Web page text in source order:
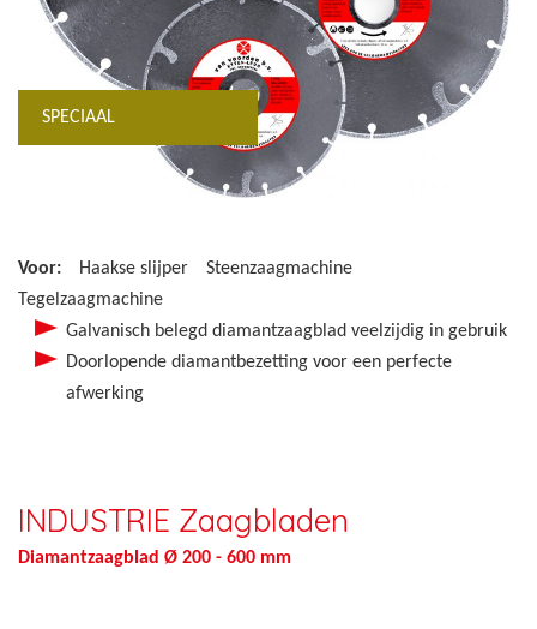
SPECIAAL
Voor: Haakse slijper
Steenzaagmachine
Tegelzaagmachine
Galvanisch belegd diamantzaagblad veelzijdig in gebruik
Doorlopende diamantbezetting voor een perfecte
afwerking
INDUSTRIE Zaagbladen
Diamantzaagblad Ø 200 - 600 mm